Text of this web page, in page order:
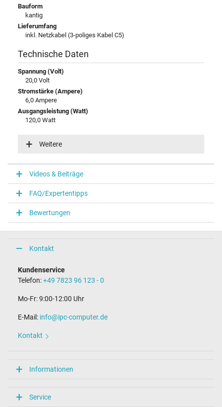
Bauform
kantig
Lieferumfang
inkl. Netzkabel (3-poliges Kabel C5)
Technische Daten
Spannung (Volt)
20,0 Volt
Stromstärke (Ampere)
6,0 Ampere
Ausgangsleistung (Watt)
120,0 Watt
20V / 6A / 120,0W
Energieeffizienz
Notebook Stecker
Steckertyp / -form
rund / 90° abgewinkelt
11,0 mm
Stift im Stecker
Nein
Länge Anschlusskabel (m) (ca.)
Länge / Breite / Höhe
Weitere Daten
Ja
Weitere
Videos & Beiträge
FAQ/Expertentipps
Bewertungen
Kontakt
Kundenservice
Telefon:+49 7823 96 123 - 0
Mo-Fr: 9:00-12:00 Uhr
E-Mail: info@ipc-computer.de
Kontakt
Informationen
Service